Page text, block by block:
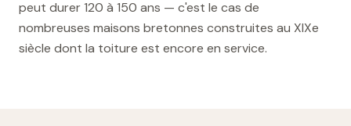
peut durer 120 à 150 ans — c'est le cas de
nombreuses maisons bretonnes construites au XIXe
siècle dont la toiture est encore en service.